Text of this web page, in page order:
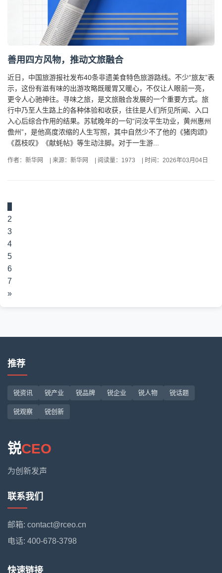
善用四方风物，推动文旅融合
近日，中国旅游报社发布40条非遗美食特色旅游路线。不少“旅友”表
示，这份有滋有味的出游攻略既暖胃又暖心，不仅让人眼前一亮，
更令人心驰神往。寻味之旅，是文旅融合发展的一个重要方式。旅
行中乃至人生路上的各种体验和收获，往往是人们所见所闻、入口
入心后综合作用的结果。苏轼晚年的一句“问汝平生功业，黄州惠州
儋州”，是他高度浓缩的人生写照，其中自然少不了他的《猪肉颂》
《荔枝叹》《献蚝帖》等生动注脚。对于一生游...
作者：新华网 来源：新华网 阅读量：1973 时间：2026年03月04日
2
3
4
5
6
7
»
推荐
锐资讯 锐产业 锐品牌 锐企业 锐人物 锐话题
锐观察 锐创新
锐CEO
为创新发声
联系我们
邮箱: contact@rceo.cn
电话: 400-678-3798
快速链接